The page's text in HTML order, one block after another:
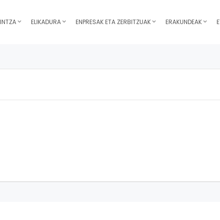
ELIKADURA ENPRESAK ETA ZERBITZUAK ERAKUNDEAK